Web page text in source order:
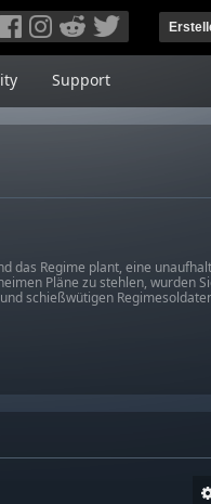
Support
das Regime plant, eine
Pläne zu stehlen, wurden
schießwütigen